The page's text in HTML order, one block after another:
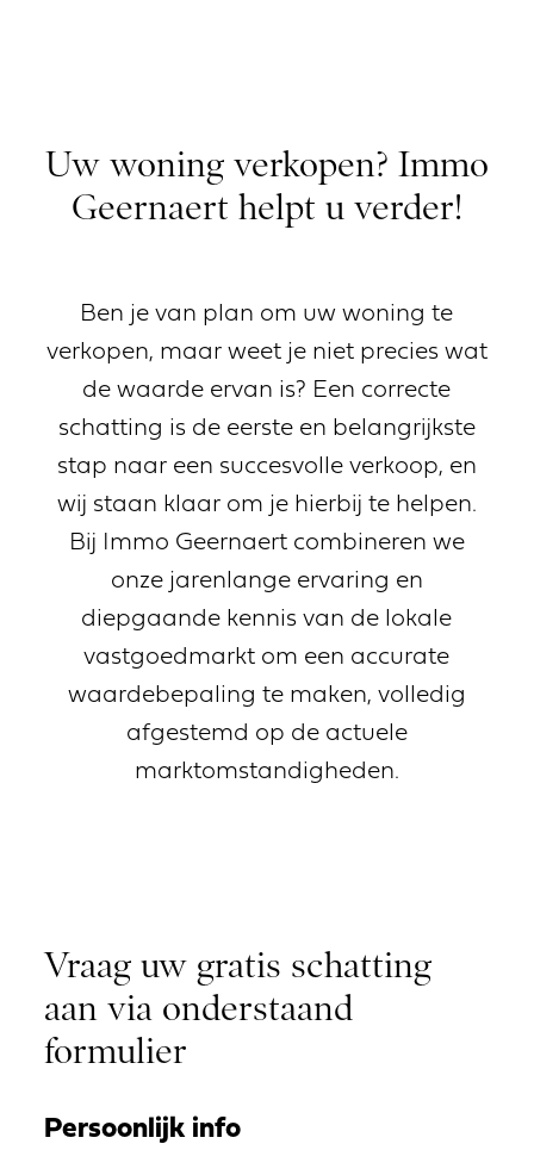
Te koop
Verkopen
Verhuren
Over ons
Gratis schatting
Contacteer ons
Uw woning verkopen? Immo
Geernaert helpt u verder!
Ben je van plan om uw woning te
verkopen, maar weet je niet precies wat
de waarde ervan is? Een correcte
schatting is de eerste en belangrijkste
stap naar een succesvolle verkoop, en
wij staan klaar om je hierbij te helpen.
Bij Immo Geernaert combineren we
onze jarenlange ervaring en
diepgaande kennis van de lokale
vastgoedmarkt om een accurate
waardebepaling te maken, volledig
afgestemd op de actuele
marktomstandigheden.
Vraag uw gratis schatting
aan via onderstaand
formulier
Persoonlijk info